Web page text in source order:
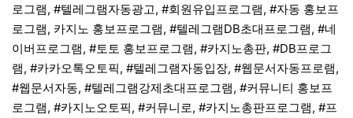
로그램, #텔레그램자동광고, #회원유입프로그램, #자동 홍보프
로그램, 카지노 홍보프로그램, #텔레그램DB초대프로그램, #네
이버프로그램, #토토 홍보프로그램, #카지노총판, #DB프로그
램, #카카오톡오토픽, #텔레그램자동입장, #웹문서자동프로램,
#웹문서자동, #텔레그램강제초대프로그램, #커뮤니티 홍보프
로그램, #카지노오토픽, #커뮤니로, #카지노총판프로그램, #프